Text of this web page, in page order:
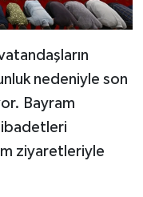
nedeniyle son
Bayram
ibadetleri
ziyaretleriyle